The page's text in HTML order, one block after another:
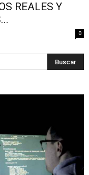
REALES Y
0